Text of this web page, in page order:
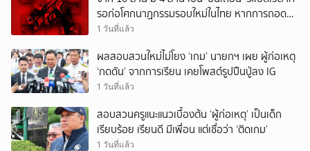
รอก่อโศกนาฏกรรมรอบใหม่ในไทย หากการถอดบท
เรียนของรัฐเป็นเพียง ‘ลมปาก’
1 วันที่แล้ว
ผลสอบสวนใหม่ไม่โยง ‘เกม’ นายกฯ เผย ผู้ก่อเหตุ
‘กดดัน’ จากการเรียน เคยโพสต์รูปปืนปู่ลง IG
1 วันที่แล้ว
สอบสวนครูแนะแนวเบื้องต้น ‘ผู้ก่อเหตุ’ เป็นเด็ก
เรียบร้อย เรียนดี มีเพื่อน แต่เชื่อว่า ‘ติดเกม’
1 วันที่แล้ว